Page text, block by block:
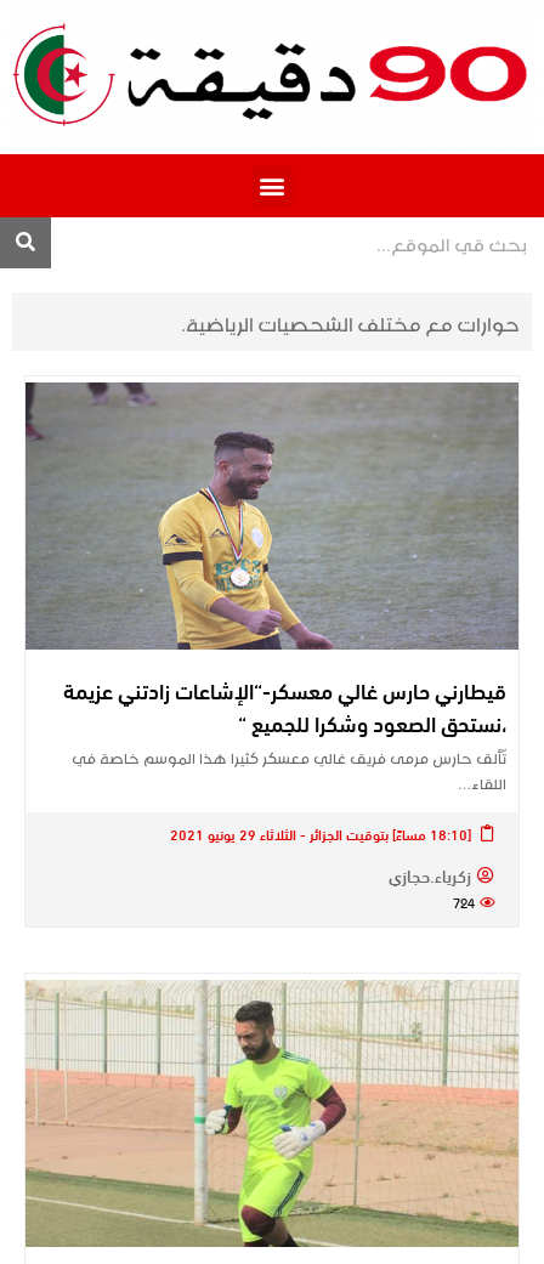
حوارات مع مختلف الشحصيات الرياضية.
قيطارني حارس غالي معسكر-“الإشاعات زادتني عزيمة
،نستحق الصعود وشكرا للجميع “
تّألق حارس مرمى فريق غالي معسكر كثيرا هذا الموسم خاصة في
اللقاء…
[18:10 مساءً] بتوقيت الجزائر - الثلاثاء 29 يونيو 2021
زكرياء.حجازي
724